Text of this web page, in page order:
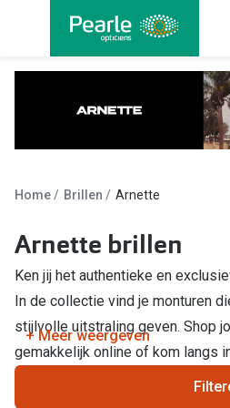
Alle brillen
Damesbrillen
Multifocale bril
Blauw-violet licht bril
Computerbril
Home Brillen Arnette
Arnette brillen
Ken jij het authentieke en
In de collectie vind je monturen
stijlvolle uitstraling geven. Shop
gemakkelijk online of kom langs
+ Meer weergeven